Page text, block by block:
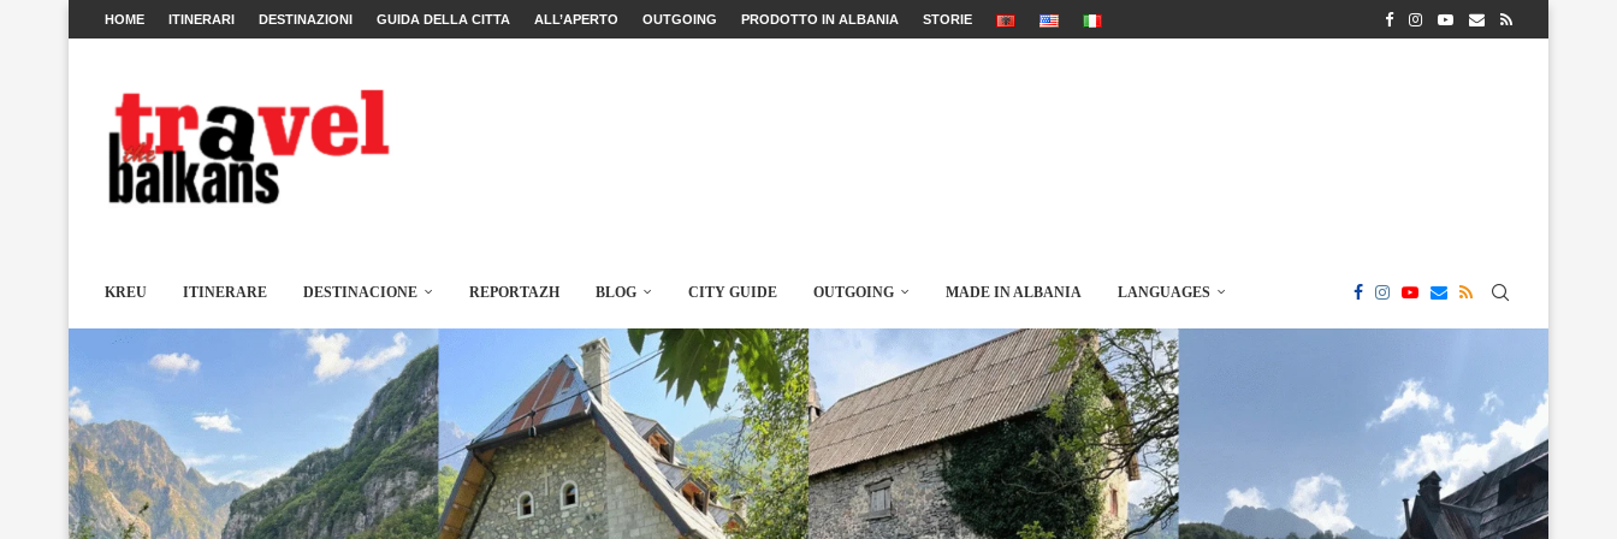
HOME ITINERARI DESTINAZIONI GUIDA DELLA CITTA ALL’APERTO OUTGOING PRODOTTO IN ALBANIA STORIE
KREU ITINERARE DESTINACIONE REPORTAZH BLOG CITY GUIDE OUTGOING MADE IN ALBANIA LANGUAGES